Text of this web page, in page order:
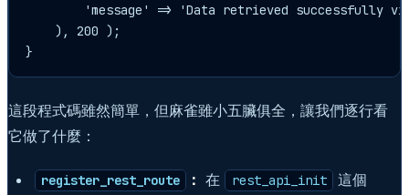
'message' => 'Data retrieved successfully
    ), 200 );
}
這段程式碼雖然簡單，但麻雀雖小五臟俱全，讓我們逐行看
它做了什麼：
register_rest_route ： 在 rest_api_init
這個